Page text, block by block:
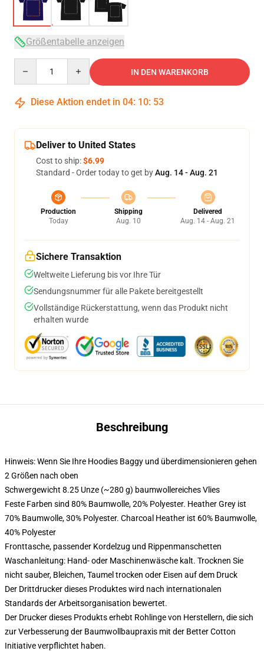
Größentabelle anzeigen
IN DEN WARENKORB
Diese Aktion endet in 04: 10: 53
Deliver to United States
Cost to ship:$6.99
Standard - Order today to get byAug. 14 - Aug. 21
Production
Today
Shipping
Aug. 10
Delivered
Aug. 14 - Aug. 21
Sichere Transaktion
Weltweite Lieferung bis vor Ihre Tür
Sendungsnummer für alle Pakete bereitgestellt
Vollständige Rückerstattung, wenn das Produkt nicht
erhalten wurde
Beschreibung
Hinweis: Wenn Sie Ihre Hoodies Baggy und überdimensionieren gehen
2 Größen nach oben
Schwergewicht 8.25 Unze (~280 g) baumwollereiches Vlies
Feste Farben sind 80% Baumwolle, 20% Polyester. Heather Grey ist
70% Baumwolle, 30% Polyester. Charcoal Heather ist 60% Baumwolle,
40% Polyester
Fronttasche, passender Kordelzug und Rippenmanschetten
Waschanleitung: Hand- oder Maschinenwäsche kalt. Trocknen Sie
nicht sauber, Bleichen, Taumel trocken oder Eisen auf dem Druck
Der Drittdrucker dieses Produktes wird nach internationalen
Standards der Arbeitsorganisation bewertet.
Der Drucker dieses Produkts erhebt Rohlinge von Herstellern, die sich
zur Verbesserung der Baumwollbaupraxis mit der Better Cotton
Initiative verpflichtet haben.